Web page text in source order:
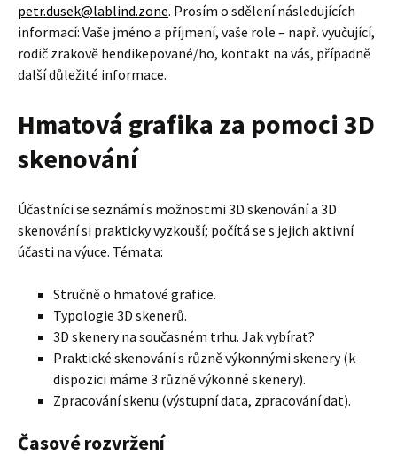
petr.dusek@lablind.zone. Prosím o sdělení následujících
informací: Vaše jméno a příjmení, vaše role – např. vyučující,
rodič zrakově hendikepované/ho, kontakt na vás, případně
další důležité informace.
Hmatová grafika za pomoci 3D
skenování
Účastníci se seznámí s možnostmi 3D skenování a 3D
skenování si prakticky vyzkouší; počítá se s jejich aktivní
účasti na výuce. Témata:
Stručně o hmatové grafice.
Typologie 3D skenerů.
3D skenery na současném trhu. Jak vybírat?
Praktické skenování s různě výkonnými skenery (k
dispozici máme 3 různě výkonné skenery).
Zpracování skenu (výstupní data, zpracování dat).
Časové rozvržení